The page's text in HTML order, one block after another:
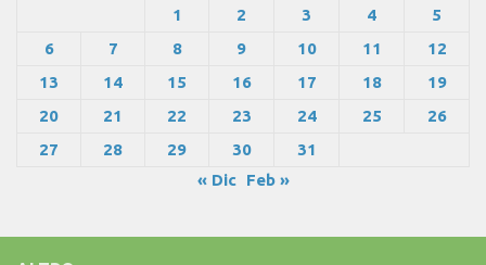
1
2 3 4
5
6
7 8 9 10 11
12
13
14 15 16 17 18
19
20
21 22 23 24 25
26
27
28 29 30
31
« Dic
Feb »